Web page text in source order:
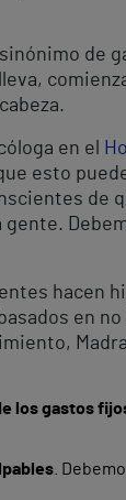
de
en el
esto
de
gente.
hacen
en
los gastos
.